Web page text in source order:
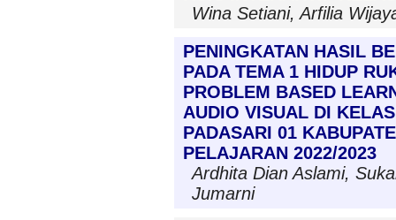
Wina Setiani, Arfilia
PENINGKATAN HASIL
PADA TEMA 1 HIDUP
PROBLEM BASED
AUDIO VISUAL DI
PADASARI 01
PELAJARAN 2022/2023
Ardhita Dian Aslami,
Jumarni